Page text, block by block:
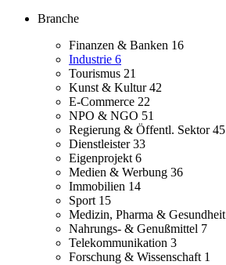
Branche
Finanzen & Banken 16
Industrie 6
Tourismus 21
Kunst & Kultur42
E-Commerce 22
NPO & NGO 51
Regierung & Öffentl. Sektor45
Dienstleister33
Eigenprojekt 6
Medien & Werbung 36
Immobilien 14
Sport 15
Medizin, Pharma & Gesundheit
Nahrungs- & Genußmittel 7
Telekommunikation 3
Forschung & Wissenschaft 1